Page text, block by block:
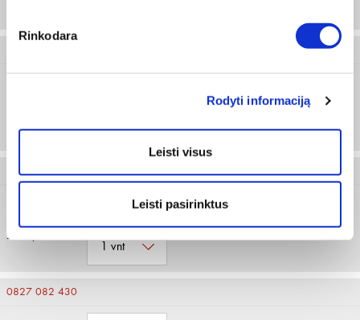
Rinkodara
Rodyti informaciją
Leisti visus
Leisti pasirinktus
Prisijungti arba registruotis
0827 082 032
2032)
Prisijungti arba registruotis
0827 082 430